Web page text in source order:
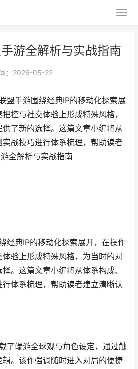
游全解析与实战指南
：2026-05-22
盟手游围绕经典IP的移动化探索展
控与社交体验上形成特殊风格，
了新的选择。这篇文章小编将从
战技巧进行体系梳理，帮助读者
全解析与实战指南
经典IP的移动化探索展开，在操作
验上形成特殊风格，为当时的对
。这篇文章小编将从体系构成、
体系梳理，帮助读者建立清晰认
了端游全球观与角色设定，通过触
。该作强调随时进入对局的便捷